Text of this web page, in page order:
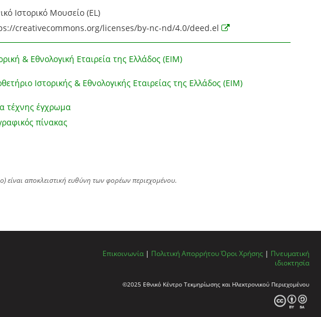
Ιστορικό Μουσείο (EL)
creativecommons.org/licenses/by-nc-nd/4.0/deed.el
& Εθνολογική Εταιρεία της Ελλάδος (EIM)
Ιστορικής & Εθνολογικής Εταιρείας της Ελλάδος (ΕΙΜ)
τέχνης έγχρωμα
πίνακας
αποκλειστική ευθύνη των φορέων περιεχομένου.
Επικοινωνία | Πολιτική ΑπορρήτουΌροι Χρήσης | Πνευματική
ιδιοκτησία
©2025 Εθνικό Κέντρο Τεκμηρίωσης και Ηλεκτρονικού Περιεχομένου